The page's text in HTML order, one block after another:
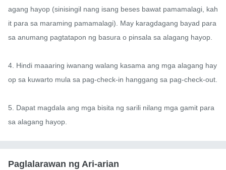
agang hayop (sinisingil nang isang beses bawat pamamalagi, kah
it para sa maraming pamamalagi). May karagdagang bayad para
sa anumang pagtatapon ng basura o pinsala sa alagang hayop.
4. Hindi maaaring iwanang walang kasama ang mga alagang hay
op sa kuwarto mula sa pag-check-in hanggang sa pag-check-out.
5. Dapat magdala ang mga bisita ng sarili nilang mga gamit para
sa alagang hayop.
Paglalarawan ng Ari-arian